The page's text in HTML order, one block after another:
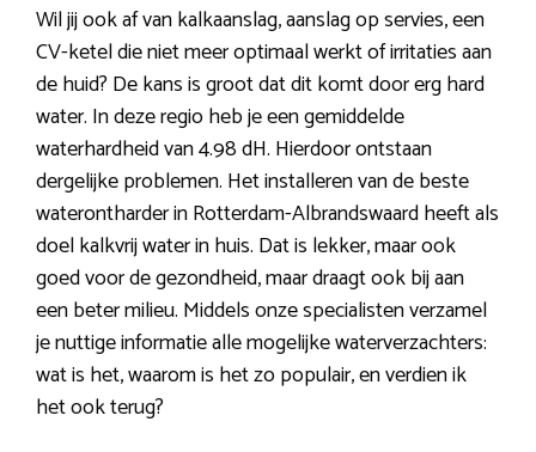
Wil jij ook af van kalkaanslag, aanslag op servies, een
CV-ketel die niet meer optimaal werkt of irritaties aan
de huid? De kans is groot dat dit komt door erg hard
water. In deze regio heb je een gemiddelde
waterhardheid van 4.98 dH. Hierdoor ontstaan
dergelijke problemen. Het installeren van de beste
waterontharder in Rotterdam-Albrandswaard heeft als
doel kalkvrij water in huis. Dat is lekker, maar ook
goed voor de gezondheid, maar draagt ook bij aan
een beter milieu. Middels onze specialisten verzamel
je nuttige informatie alle mogelijke waterverzachters:
wat is het, waarom is het zo populair, en verdien ik
het ook terug?